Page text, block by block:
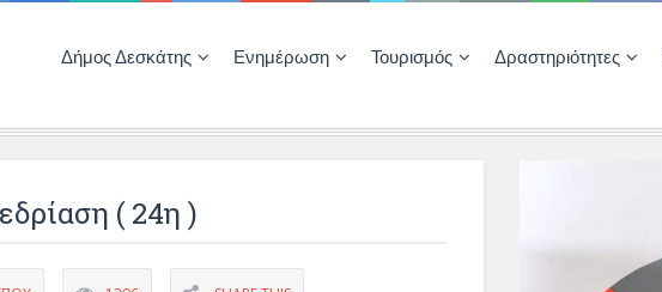
Δήμος Δεσκάτης Ενημέρωση Τουρισμός Δραστηριότητες
( 24η )